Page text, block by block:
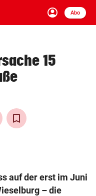
account_circle
Anmelden
Abo
close Schließen
arrow_right
15
auf der erst im Juni
– die